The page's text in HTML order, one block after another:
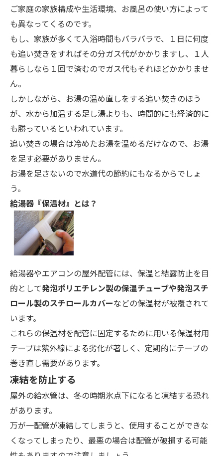
ご家庭の家族構成や生活環境、お風呂の使い方によって
も異なってくるのです。
もし、家族が多くて入浴時間もバラバラで、１日に何度
も追い焚きをすればその分ガス代がかかりますし、１人
暮らしなら１回で済むのでガス代もそれほどかかりませ
ん。
しかしながら、お湯の温め直しをする追い焚きのほう
が、水から加温する足し湯よりも、時間的にも経済的に
も勝っているといわれています。
追い焚きの場合は冷めたお湯を温めるだけなので、お湯
を足す必要がありません。
お湯を足さないので水道代の節約にもなるからでしょ
う。
給湯器『保温材』とは？
給湯器やエアコンの屋外配管には、保温と結露防止を目
的として発泡ポリエチレン製の保温チューブや発泡スチ
ロール製のスチロールカバーなどの保温材が被覆されて
います。
これらの保温材を配管に固定するために用いる保温材用
テープは紫外線による劣化が著しく、定期的にテープの
巻き直し需要があります。
凍結を防止する
屋外の給水管は、冬の時期氷点下になると凍結する恐れ
があります。
万が一配管が凍結してしまうと、使用することができな
くなってしまったり、最悪の場合は配管が破損する可能